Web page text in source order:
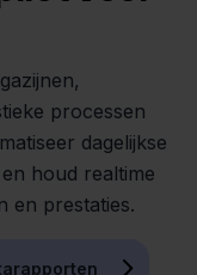
processen
dagelijkse
houd realtime
en prestaties.